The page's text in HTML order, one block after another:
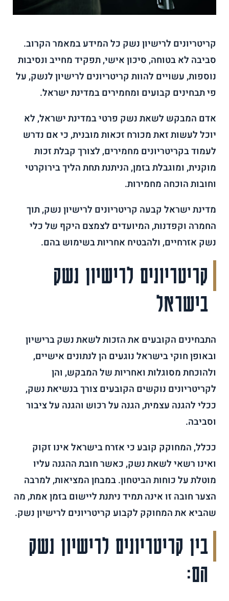
קריטריונים לרישיון נשק כל המידע במאמר הקרוב.
סביבה לא בטוחה, סיכון אישי, תפקיד מחייב ונסיבות
נוספות, עשויים להוות קריטריונים לרישיון לנשק, על
פי תבחינים קבועים ומחמירים במדינת ישראל.
אדם המבקש לשאת נשק פרטי במדינת ישראל, לא
יוכל לעשות זאת מכורח זכאות מובנית, כי אם נדרש
לעמוד בקריטריונים מחמירים, לצורך קבלת זכות
מוקנית, ומוגבלת בזמן, הניתנת תחת הליך בירוקרטי
וחובות הוכחה מחמירות.
מדינת ישראל קבעה קריטריונים לרישיון נשק, תוך
החמרה וקפדנות, המיועדים לצמצם היקף של כלי
נשק אזרחיים, ולהבטיח אחריות בשימוש בהם.
קריטריונים לרישיון נשק
בישראל
התבחינים הקובעים את הזכות לשאת נשק ברישיון
ובאופן חוקי בישראל נוגעים הן לנתונים אישיים,
ולהוכחת מסוגלות ואחריות של המבקש, והן
לקריטריונים נוקשים הקובעים צורך בנשיאת נשק,
ככלי להגנה עצמית, הגנה על רכוש והגנה על ציבור
וסביבה.
ככלל, המחוקק קובע כי אזרח בישראל אינו זקוק
ואינו רשאי לשאת נשק, כאשר חובת ההגנה עליו
מוטלת על כוחות הביטחון. במבחן המציאות, למרבה
הצער חובה זו אינה תמיד ניתנת ליישום בזמן אמת, מה
שהביא את המחוקק לקבוע קריטריונים לרישיון נשק.
בין קריטריונים לרישיון נשק
הם: